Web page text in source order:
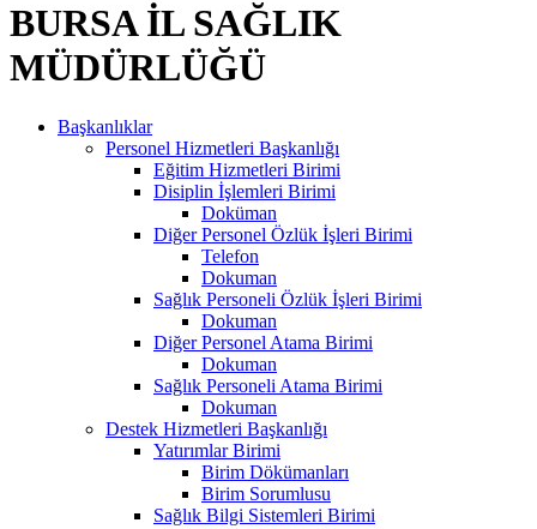
BURSA İL SAĞLIK
MÜDÜRLÜĞÜ
Başkanlıklar
Personel Hizmetleri Başkanlığı
Eğitim Hizmetleri Birimi
Disiplin İşlemleri Birimi
Doküman
Diğer Personel Özlük İşleri Birimi
Telefon
Dokuman
Sağlık Personeli Özlük İşleri Birimi
Dokuman
Diğer Personel Atama Birimi
Dokuman
Sağlık Personeli Atama Birimi
Dokuman
Destek Hizmetleri Başkanlığı
Yatırımlar Birimi
Birim Dökümanları
Birim Sorumlusu
Sağlık Bilgi Sistemleri Birimi